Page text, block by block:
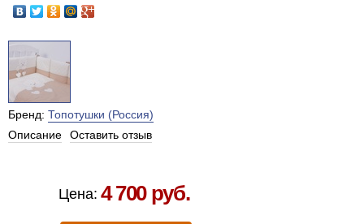
Бренд: Топотушки (Россия)
Описание
Оставить отзыв
Цена: 4 700 руб.